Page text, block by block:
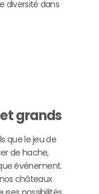
diversité dans
grands
que le jeu de
de hache,
événement.
châteaux